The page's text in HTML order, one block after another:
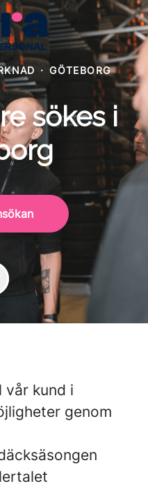
· GÖTEBORG
sökes i
vår kund i
genom